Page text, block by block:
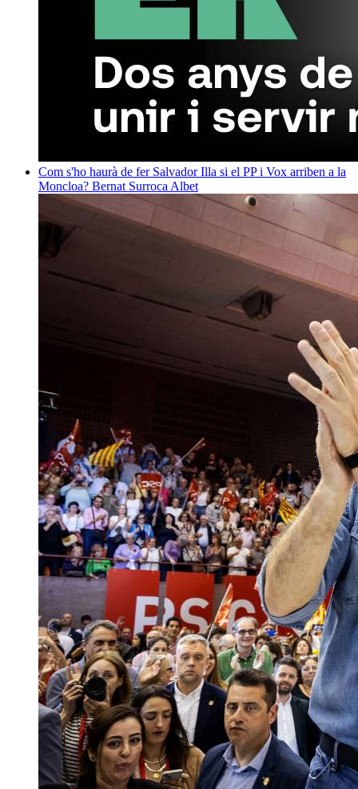
Com s'ho haurà de fer Salvador Illa si el PP i Vox arriben a la
Moncloa? Bernat Surroca Albet